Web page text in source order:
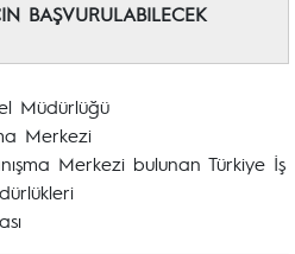
BAŞVURULABILECEK
Müdürlüğü
Merkezi
Merkezi bulunan Türkiye İş